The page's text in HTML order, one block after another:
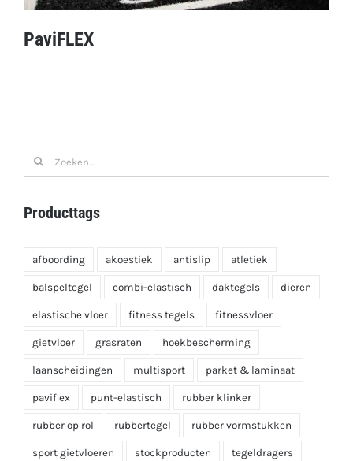
PaviFLEX
Zoeken
naar:
Producttags
afboording akoestiek antislip atletiek
balspeltegel combi-elastisch daktegels dieren
elastische vloer fitness tegels fitnessvloer
gietvloer grasraten hoekbescherming
laanscheidingen multisport parket & laminaat
paviflex punt-elastisch rubber klinker
rubber op rol rubbertegel rubber vormstukken
sport gietvloeren stockproducten tegeldragers